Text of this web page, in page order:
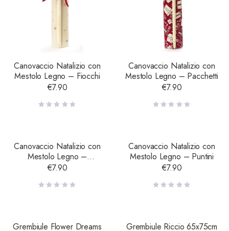
Canovaccio Natalizio con
Mestolo Legno – Fiocchi
€7.90
Canovaccio Natalizio con
Mestolo Legno – Pacchetti
€7.90
Canovaccio Natalizio con
Mestolo Legno –
Personaggi
€7.90
Canovaccio Natalizio con
Mestolo Legno – Puntini
€7.90
Grembiule Flower Dreams
Grembiule Riccio 65x75cm